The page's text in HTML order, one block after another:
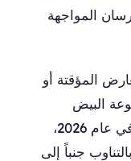
المواجهة
المؤقتة أو
البيض
الإمبراطوري تبقى متاحة طوال العام. في عام 2026،
جنباً إلى